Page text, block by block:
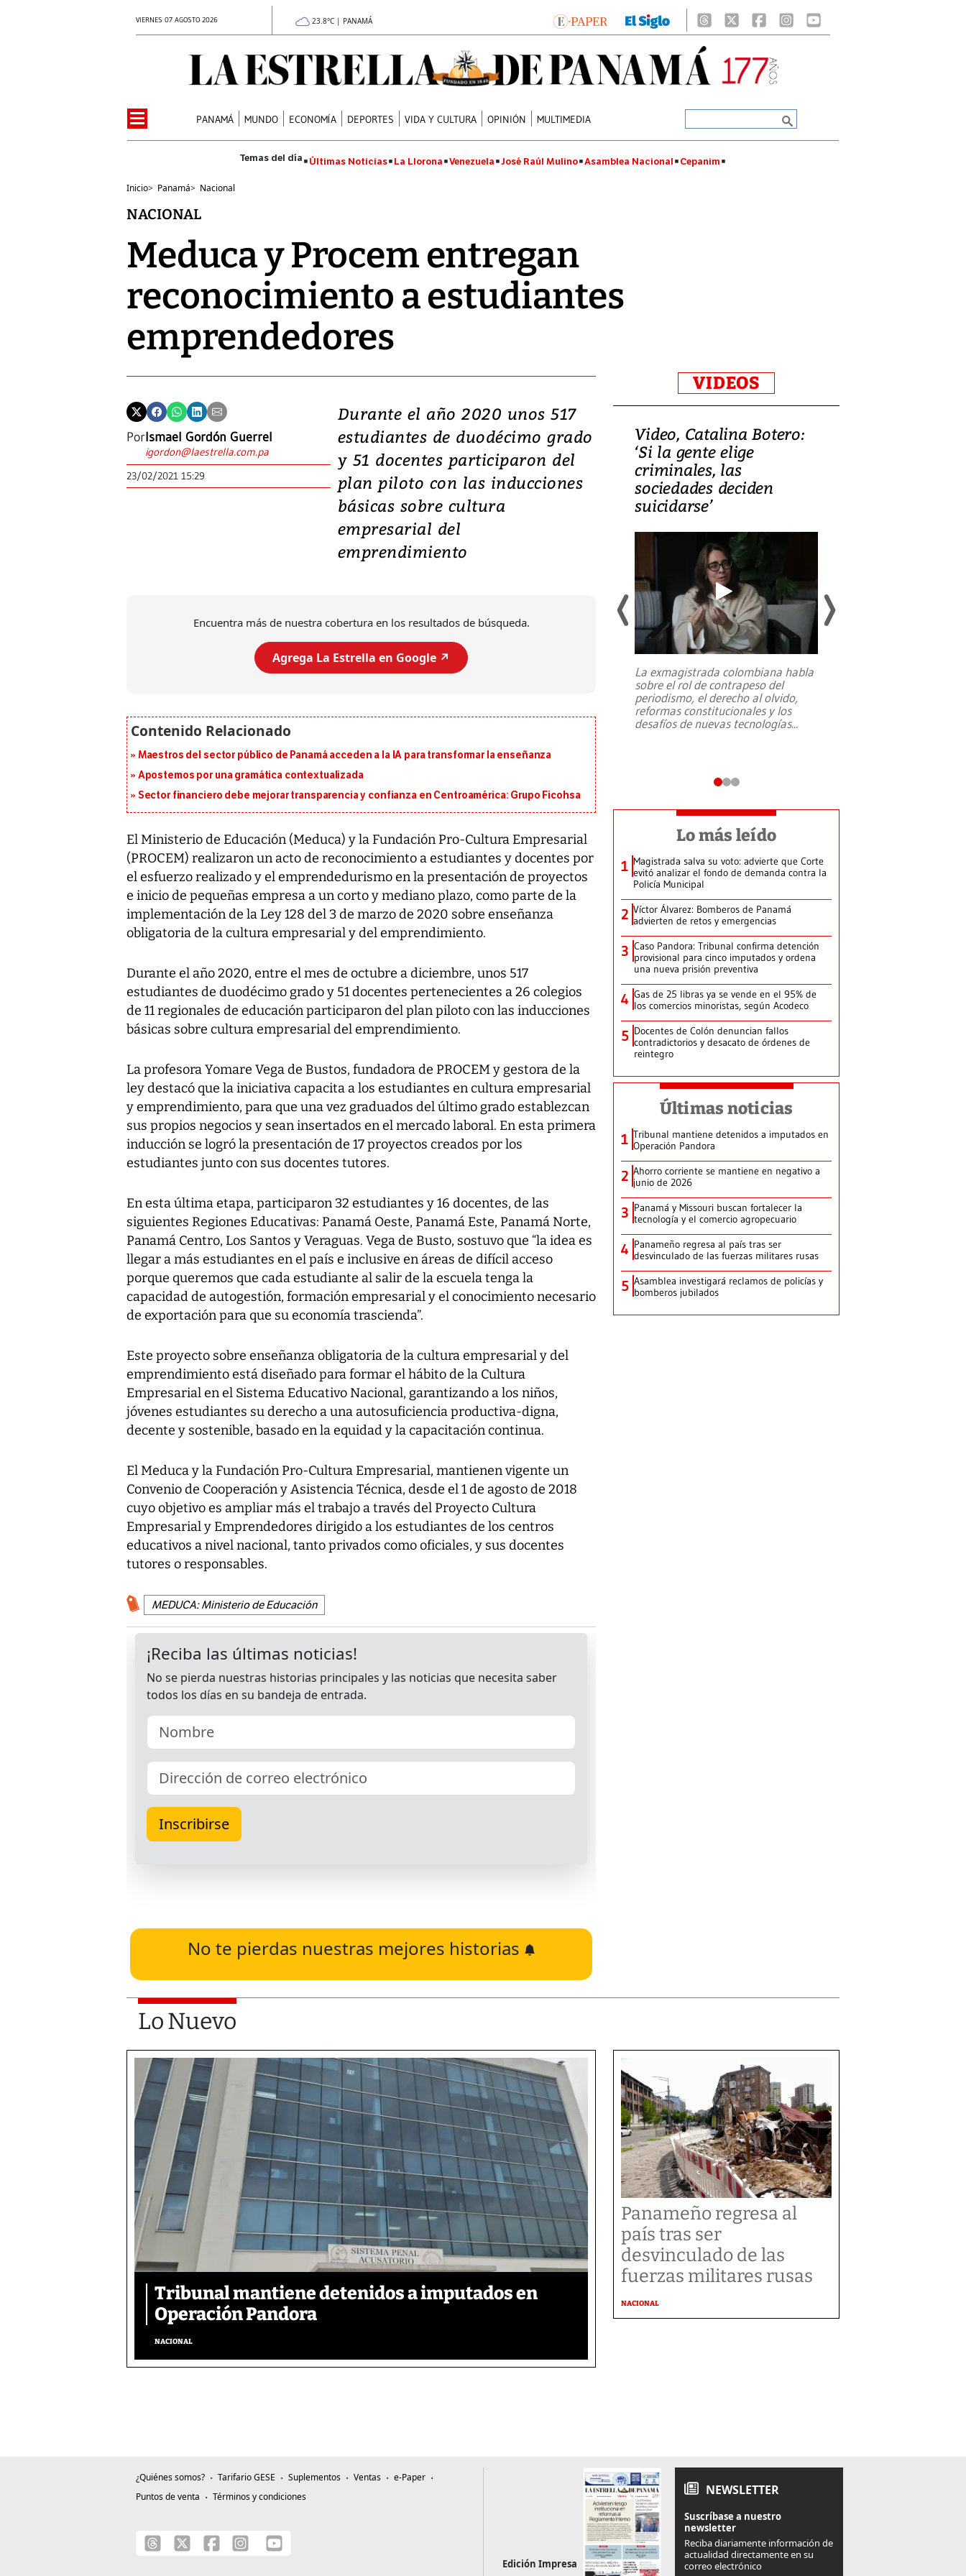
VIERNES 07 AGOSTO 2026 23.8°C | PANAMÁ
PANAMÁ MUNDO ECONOMÍA DEPORTES VIDA Y CULTURA OPINIÓN MULTIMEDIA
Últimas Noticias La Llorona Venezuela José Raúl Mulino Asamblea Nacional Cepanim
Inicio> Panamá> Nacional
NACIONAL
Meduca y Procem entregan
reconocimiento a estudiantes
emprendedores
PorIsmael Gordón Guerrel
igordon@laestrella.com.pa
23/02/2021 15:29
Durante el año 2020 unos 517
estudiantes de duodécimo grado
y 51 docentes participaron del
plan piloto con las inducciones
básicas sobre cultura
empresarial del
emprendimiento
Encuentra más de nuestra cobertura en los resultados de búsqueda.
Agrega La Estrella en Google ↗️
Maestros del sector público de Panamá acceden a la IA para transformar la enseñanza
Apostemos por una gramática contextualizada
Sector financiero debe mejorar transparencia y confianza en Centroamérica: Grupo Ficohsa
El Ministerio de Educación (Meduca) y la Fundación Pro-Cultura Empresarial
(PROCEM) realizaron un acto de reconocimiento a estudiantes y docentes por
el esfuerzo realizado y el emprendedurismo en la presentación de proyectos
e inicio de pequeñas empresa a un corto y mediano plazo, como parte de la
implementación de la Ley 128 del 3 de marzo de 2020 sobre enseñanza
obligatoria de la cultura empresarial y del emprendimiento.
Durante el año 2020, entre el mes de octubre a diciembre, unos 517
estudiantes de duodécimo grado y 51 docentes pertenecientes a 26 colegios
de 11 regionales de educación participaron del plan piloto con las inducciones
básicas sobre cultura empresarial del emprendimiento.
La profesora Yomare Vega de Bustos, fundadora de PROCEM y gestora de la
ley destacó que la iniciativa capacita a los estudiantes en cultura empresarial
y emprendimiento, para que una vez graduados del último grado establezcan
sus propios negocios y sean insertados en el mercado laboral. En esta primera
inducción se logró la presentación de 17 proyectos creados por los
estudiantes junto con sus docentes tutores.
En esta última etapa, participaron 32 estudiantes y 16 docentes, de las
siguientes Regiones Educativas: Panamá Oeste, Panamá Este, Panamá Norte,
Panamá Centro, Los Santos y Veraguas. Vega de Busto, sostuvo que “la idea es
llegar a más estudiantes en el país e inclusive en áreas de difícil acceso
porque queremos que cada estudiante al salir de la escuela tenga la
capacidad de autogestión, formación empresarial y el conocimiento necesario
de exportación para que su economía trascienda”.
Este proyecto sobre enseñanza obligatoria de la cultura empresarial y del
emprendimiento está diseñado para formar el hábito de la Cultura
Empresarial en el Sistema Educativo Nacional, garantizando a los niños,
jóvenes estudiantes su derecho a una autosuficiencia productiva-digna,
decente y sostenible, basado en la equidad y la capacitación continua.
El Meduca y la Fundación Pro-Cultura Empresarial, mantienen vigente un
Convenio de Cooperación y Asistencia Técnica, desde el 1 de agosto de 2018
cuyo objetivo es ampliar más el trabajo a través del Proyecto Cultura
Empresarial y Emprendedores dirigido a los estudiantes de los centros
educativos a nivel nacional, tanto privados como oficiales, y sus docentes
tutores o responsables.
MEDUCA: Ministerio de Educación
No te pierdas nuestras mejores historias
VIDEOS
Video, Japón: Terremoto
deja heridos y graves
daños en Kumamoto
7,1 se registró este martes 28 de
julio en la prefectura de Kumamoto,
al sur de Japón, provocando una
Video, Catalina Botero:
‘Si la gente elige
criminales, las
sociedades deciden
suicidarse’
La exmagistrada colombiana habla
sobre el rol de contrapeso del
periodismo, el derecho al olvido,
reformas constitucionales y los
desafíos de nuevas tecnologías...
Lo más leído
1 Magistrada salva su voto: advierte que Corte
evitó analizar el fondo de demanda contra la
Policía Municipal
2 Víctor Álvarez: Bomberos de Panamá
advierten de retos y emergencias
3 Caso Pandora: Tribunal confirma detención
provisional para cinco imputados y ordena
una nueva prisión preventiva
4 Gas de 25 libras ya se vende en el 95% de
los comercios minoristas, según Acodeco
5 Docentes de Colón denuncian fallos
contradictorios y desacato de órdenes de
reintegro
Últimas noticias
1 Tribunal mantiene detenidos a imputados en
Operación Pandora
2 Ahorro corriente se mantiene en negativo a
junio de 2026
3 Panamá y Missouri buscan fortalecer la
tecnología y el comercio agropecuario
4 Panameño regresa al país tras ser
desvinculado de las fuerzas militares rusas
5 Asamblea investigará reclamos de policías y
bomberos jubilados
Lo Nuevo
Tribunal mantiene detenidos a imputados en
Operación Pandora
NACIONAL
Panameño regresa al
país tras ser
desvinculado de las
fuerzas militares rusas
NACIONAL
¿Quiénes somos? Tarifario GESE Suplementos Ventas
e-Paper
Puntos de venta
Términos y condiciones
Edición Impresa
NEWSLETTER
Suscríbase a nuestro
newsletter
Reciba diariamente información de
actualidad directamente en su
correo electrónico